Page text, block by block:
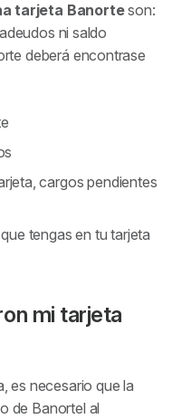
tarjeta Banorteson:
ni saldo
deberá encontrase
cargos pendientes
tengas en tu tarjeta
mi tarjeta
es necesario que la
de Banortel al